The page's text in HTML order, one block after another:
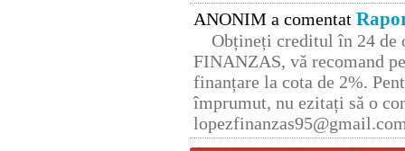
ANONIM a comentat
Obțineți creditul în 24 de
FINANZAS, vă recomand
finanțare la cota de 2%.
împrumut, nu ezitați să o